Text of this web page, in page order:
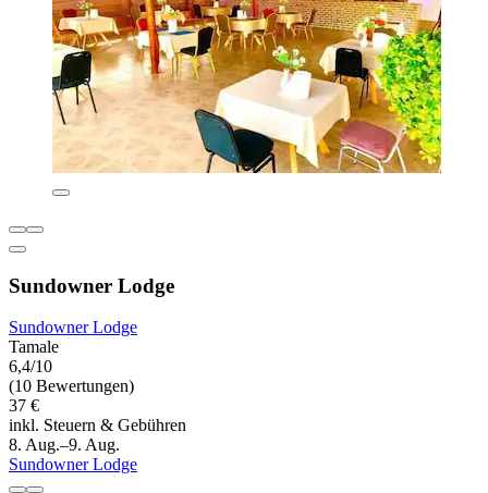
Sundowner Lodge
Sundowner Lodge
Tamale
6,4/10
(10 Bewertungen)
37 €
inkl. Steuern & Gebühren
8. Aug.–9. Aug.
Sundowner Lodge